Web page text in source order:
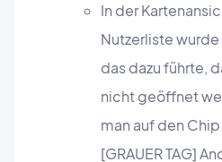
In der
Nutzerliste
das dazu führte,
nicht geöffnet
man auf den
[GRAUER TAG]